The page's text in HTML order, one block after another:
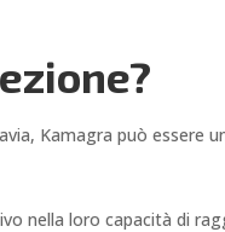
Kamagra può essere
nella loro capacità di